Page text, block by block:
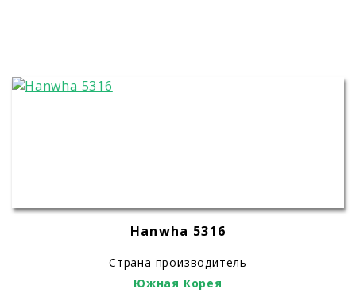
Hanwha 5316
Страна производитель
Южная Корея